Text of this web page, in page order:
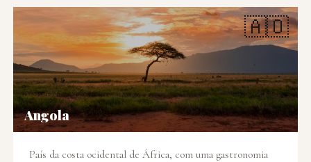
🇦🇴
Angola
País da costa ocidental de África, com uma gastronomia